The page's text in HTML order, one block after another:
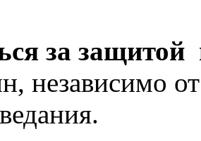
за
независимо